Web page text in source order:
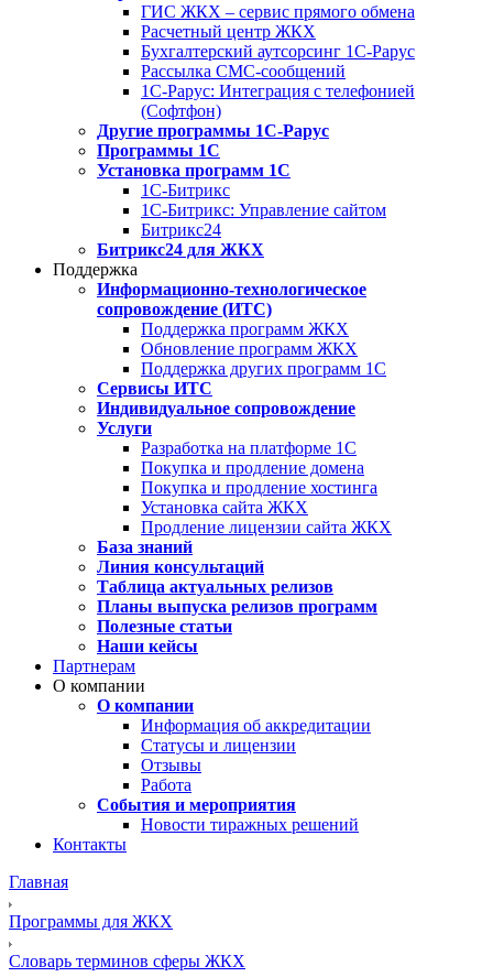
ГИС ЖКХ – сервис прямого обмена
Расчетный центр ЖКХ
Бухгалтерский аутсорсинг 1С-Рарус
Рассылка СМС-сообщений
1С-Рарус: Интеграция с телефонией
(Софтфон)
Другие программы 1С-Рарус
Программы 1С
Установка программ 1С
1С-Битрикс
1С-Битрикс: Управление сайтом
Битрикс24
Битрикс24 для ЖКХ
Поддержка
Информационно-технологическое
сопровождение (ИТС)
Поддержка программ ЖКХ
Обновление программ ЖКХ
Поддержка других программ 1С
Сервисы ИТС
Индивидуальное сопровождение
Услуги
Разработка на платформе 1С
Покупка и продление домена
Покупка и продление хостинга
Установка сайта ЖКХ
Продление лицензии сайта ЖКХ
База знаний
Линия консультаций
Таблица актуальных релизов
Планы выпуска релизов программ
Полезные статьи
Наши кейсы
Партнерам
О компании
О компании
Информация об аккредитации
Статусы и лицензии
Отзывы
Работа
События и мероприятия
Новости тиражных решений
Контакты
Главная
Программы для ЖКХ
Словарь терминов сферы ЖКХ